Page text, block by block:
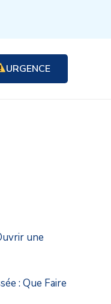
URGENCE
une
: Que Faire